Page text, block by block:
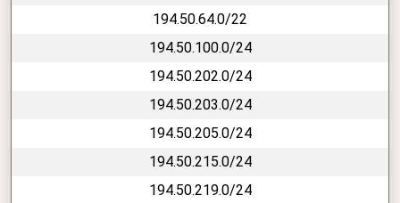
194.50.64.0/22
194.50.100.0/24
194.50.202.0/24
194.50.203.0/24
194.50.205.0/24
194.50.215.0/24
194.50.219.0/24